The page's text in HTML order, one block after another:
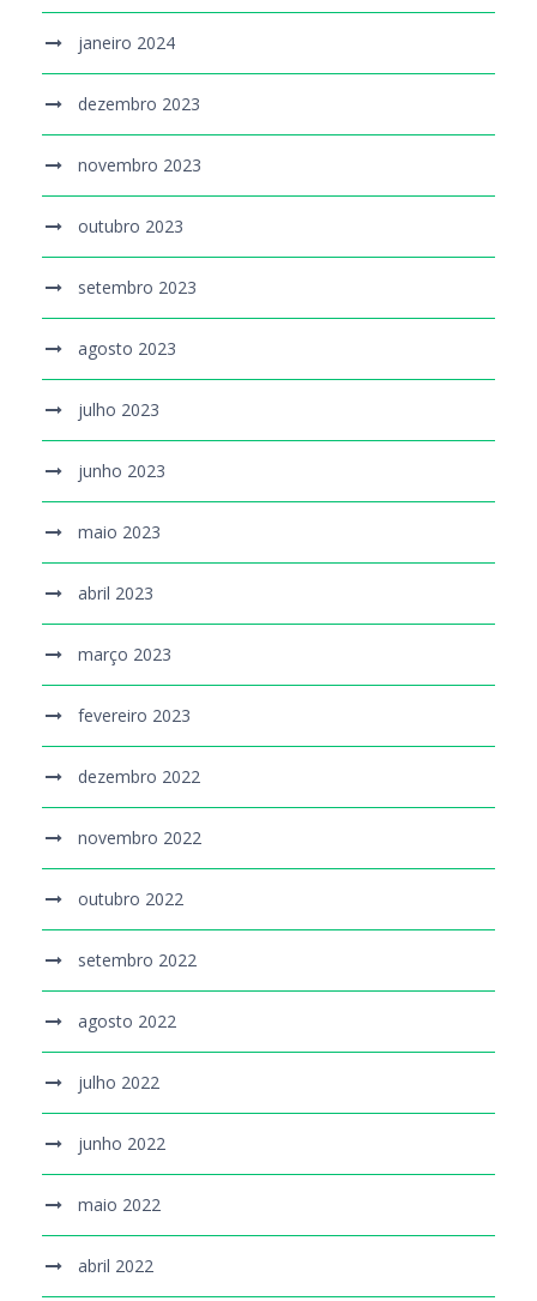
janeiro 2024
dezembro 2023
novembro 2023
outubro 2023
setembro 2023
agosto 2023
julho 2023
junho 2023
maio 2023
abril 2023
março 2023
fevereiro 2023
dezembro 2022
novembro 2022
outubro 2022
setembro 2022
agosto 2022
julho 2022
junho 2022
maio 2022
abril 2022